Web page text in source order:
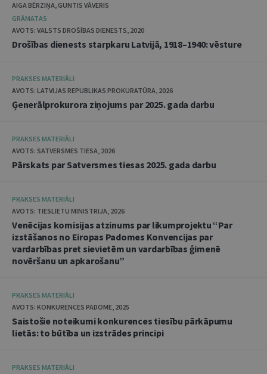
AIGA BĒRZIŅA, GUNTIS VĀVERIS
GRĀMATAS
AVOTS: VALSTS DROŠĪBAS DIENESTS, 2020
Drošības dienests starpkaru Latvijā, 1918–1940: vēsture
PRAKSES MATERIĀLI
AVOTS: LATVIJAS REPUBLIKAS PROKURATŪRA, 2026
Ģenerālprokurora ziņojums par 2025. gada darbu
PRAKSES MATERIĀLI
AVOTS: SATVERSMES TIESA, 2026
Pārskats par Satversmes tiesas 2025. gada darbu
PRAKSES MATERIĀLI
AVOTS: TIESLIETU MINISTRIJA, 2026
Venēcijas komisijas atzinums par likumprojektu “Par
izstāšanos no Eiropas Padomes Konvencijas par
vardarbības pret sievietēm un vardarbības ģimenē
novēršanu un apkarošanu”
PRAKSES MATERIĀLI
AVOTS: KONKURENCES PADOME, 2025
Saistošie noteikumi konkurences tiesību pārkāpumu
lietās: to būtība un izstrādes principi
PRAKSES MATERIĀLI